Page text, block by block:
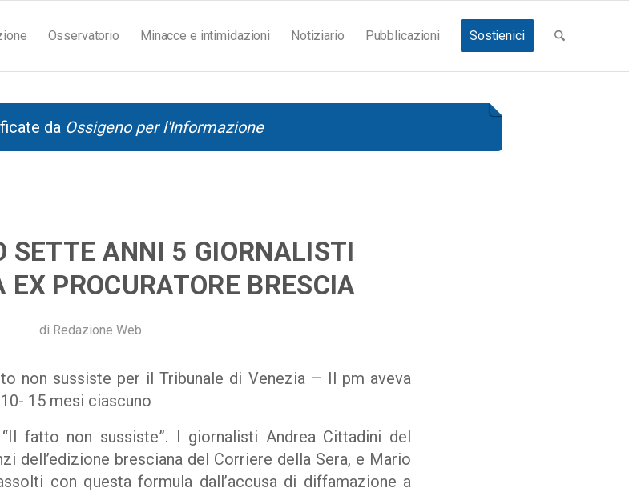
Osservatorio Minacce e intimidazioni Notiziario Pubblicazioni Sostienici
da Ossigeno per l'Informazione
SETTE ANNI 5 GIORNALISTI
EX PROCURATORE BRESCIA
di Redazione Web
non sussiste per il Tribunale di Venezia – Il pm aveva
15 mesi ciascuno
fatto non sussiste”. I giornalisti Andrea Cittadini del
dell’edizione bresciana del Corriere della Sera, e Mario
con questa formula dall’accusa di diffamazione a